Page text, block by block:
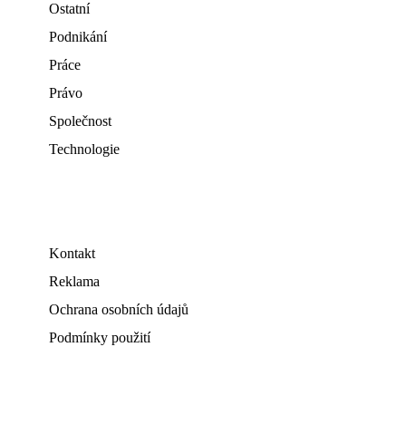
Ostatní
Podnikání
Práce
Právo
Společnost
Technologie
Kontakt
Reklama
Ochrana osobních údajů
Podmínky použití